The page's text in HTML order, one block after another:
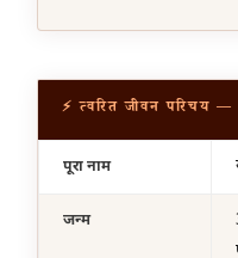
⚡ त्वरित जीवन परिचय
पूरा नाम
जन्म